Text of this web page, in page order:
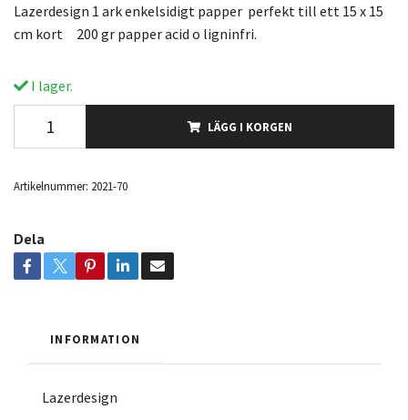
Lazerdesign 1 ark enkelsidigt papper perfekt till ett 15 x 15
cm kort 200 gr papper acid o ligninfri.
I lager.
LÄGG I KORGEN
Artikelnummer: 2021-70
Dela
INFORMATION
Lazerdesign